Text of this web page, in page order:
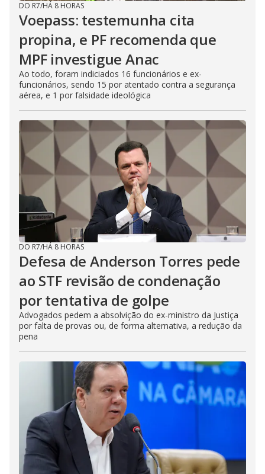
DO R7/HÁ 8 HORAS
Voepass: testemunha cita
propina, e PF recomenda que
MPF investigue Anac
Ao todo, foram indiciados 16 funcionários e ex-
funcionários, sendo 15 por atentado contra a segurança
aérea, e 1 por falsidade ideológica
DO R7/HÁ 8 HORAS
Defesa de Anderson Torres pede
ao STF revisão de condenação
por tentativa de golpe
Advogados pedem a absolvição do ex-ministro da Justiça
por falta de provas ou, de forma alternativa, a redução da
pena